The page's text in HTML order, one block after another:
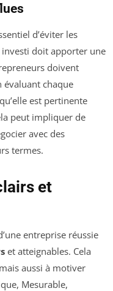
d’éviter les
investi doit apporter une
doivent
évaluant chaque
est pertinente
peut impliquer de
avec des
termes.
et
entreprise réussie
et atteignables. Cela
aussi à motiver
Mesurable,